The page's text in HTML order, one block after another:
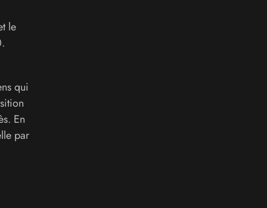
le
qui
En
par